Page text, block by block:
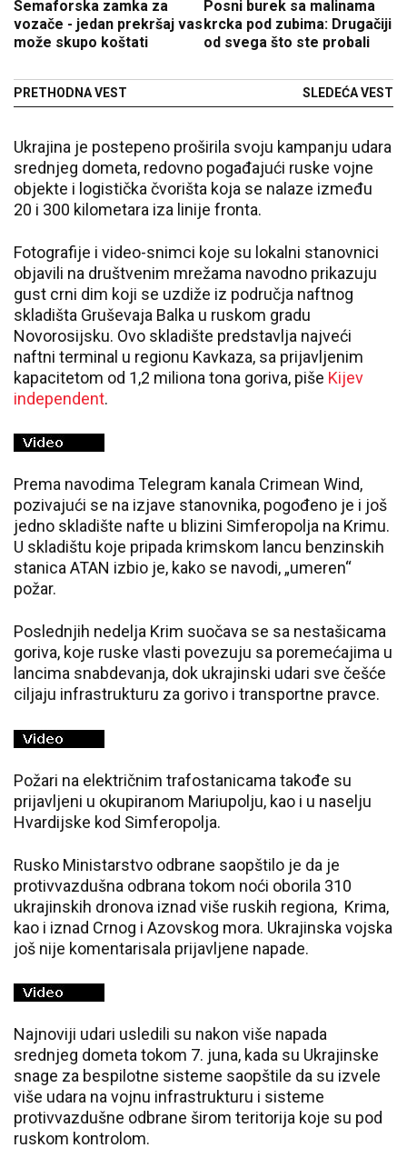
Semaforska zamka za
vozače - jedan prekršaj vas
može skupo koštati
PRETHODNA VEST
Posni burek sa malinama
krcka pod zubima: Drugačiji
od svega što ste probali
SLEDEĆA VEST
Ukrajina je postepeno proširila svoju kampanju udara
srednjeg dometa, redovno pogađajući ruske vojne
objekte i logistička čvorišta koja se nalaze između
20 i 300 kilometara iza linije fronta.
Fotografije i video-snimci koje su lokalni stanovnici
objavili na društvenim mrežama navodno prikazuju
gust crni dim koji se uzdiže iz područja naftnog
skladišta Gruševaja Balka u ruskom gradu
Novorosijsku. Ovo skladište predstavlja najveći
naftni terminal u regionu Kavkaza, sa prijavljenim
kapacitetom od 1,2 miliona tona goriva, piše Kijev
independent.
Prema navodima Telegram kanala Crimean Wind,
pozivajući se na izjave stanovnika, pogođeno je i još
jedno skladište nafte u blizini Simferopolja na Krimu.
U skladištu koje pripada krimskom lancu benzinskih
stanica ATAN izbio je, kako se navodi, „umeren“
požar.
Poslednjih nedelja Krim suočava se sa nestašicama
goriva, koje ruske vlasti povezuju sa poremećajima u
lancima snabdevanja, dok ukrajinski udari sve češće
ciljaju infrastrukturu za gorivo i transportne pravce.
Požari na električnim trafostanicama takođe su
prijavljeni u okupiranom Mariupolju, kao i u naselju
Hvardijske kod Simferopolja.
Rusko Ministarstvo odbrane saopštilo je da je
protivvazdušna odbrana tokom noći oborila 310
ukrajinskih dronova iznad više ruskih regiona, Krima,
kao i iznad Crnog i Azovskog mora. Ukrajinska vojska
još nije komentarisala prijavljene napade.
Najnoviji udari usledili su nakon više napada
srednjeg dometa tokom 7. juna, kada su Ukrajinske
snage za bespilotne sisteme saopštile da su izvele
više udara na vojnu infrastrukturu i sisteme
protivvazdušne odbrane širom teritorija koje su pod
ruskom kontrolom.